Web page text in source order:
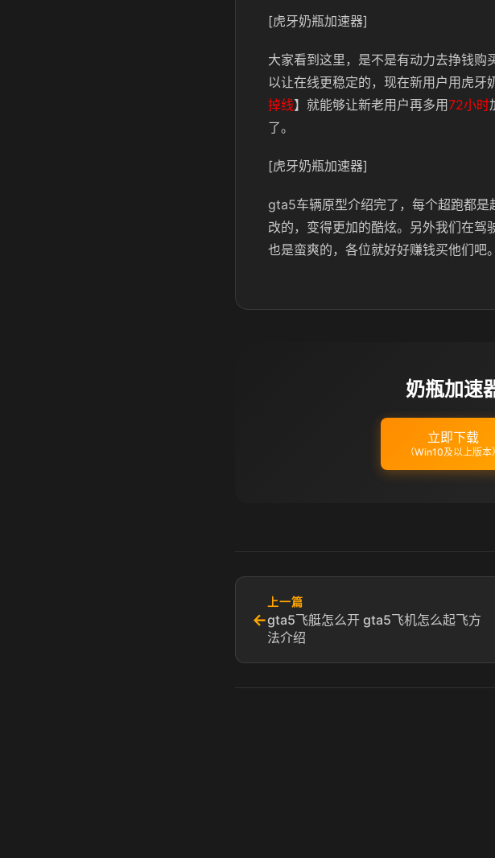
[虎牙奶瓶加速器]
大家看到这里，是不是有动力去挣钱
以让在线更稳定的，现在新用户用虎牙
掉线】就能够让新老用户再多用72小时
了。
[虎牙奶瓶加速器]
gta5车辆原型介绍完了，每个超跑都
改的，变得更加的酷炫。另外我们在驾
也是蛮爽的，各位就好好赚钱买他们吧。
奶瓶加速
立即下载
（Win10及以上版本）
←
上一篇
gta5飞艇怎么开 gta5飞机怎么起飞方
法介绍